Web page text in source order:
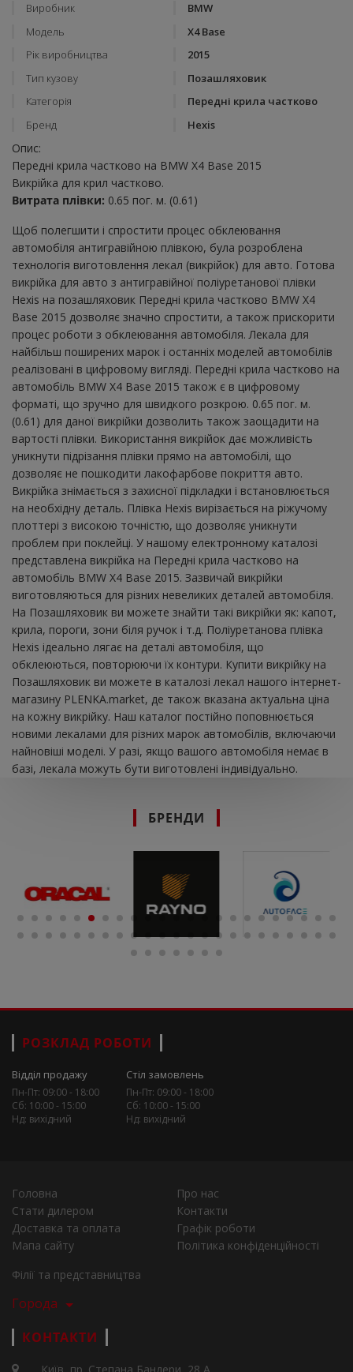
Виробник
BMW
Модель
X4 Base
Рік виробництва
2015
Тип кузову
Позашляховик
Категорія
Передні крила частково
Бренд
Hexis
Опис:
Передні крила частково на BMW X4 Base 2015
Викрійка для крил частково.
Витрата плівки: 0.65 пог. м. (0.61)
Щоб полегшити і спростити процес обклеювання
автомобіля антигравійною плівкою, була розроблена
технологія виготовлення лекал (викрійок) для авто. Готова
викрійка для авто з антигравійної поліуретанової плівки
Hexis на позашляховик Передні крила частково BMW X4
Base 2015 дозволяє значно спростити, а також прискорити
процес роботи з обклеювання автомобіля. Лекала для
найбільш поширених марок і останніх моделей автомобілів
реалізовані в цифровому вигляді. Передні крила частково на
автомобіль BMW X4 Base 2015 також є в цифровому
форматі, що зручно для швидкого розкрою. 0.65 пог. м.
(0.61) для даної викрійки дозволить також заощадити на
вартості плівки. Використання викрійок дає можливість
уникнути підрізання плівки прямо на автомобілі, що
дозволяє не пошкодити лакофарбове покриття авто.
Викрійка знімається з захисної підкладки і встановлюється
на необхідну деталь. Плівка Hexis вирізається на ріжучому
плоттері з високою точністю, що дозволяє уникнути
проблем при поклейці. У нашому електронному каталозі
представлена ​​викрійка на Передні крила частково на
автомобіль BMW X4 Base 2015. Зазвичай викрійки
виготовляються для різних невеликих деталей автомобіля.
На Позашляховик ви можете знайти такі викрійки як: капот,
крила, пороги, зони біля ручок і т.д. Поліуретанова плівка
Hexis ідеально лягає на деталі автомобіля, що
обклеюються, повторюючи їх контури. Купити викрійку на
Позашляховик ви можете в каталозі лекал нашого інтернет-
магазину PLENKA.market, де також вказана актуальна ціна
на кожну викрійку. Наш каталог постійно поповнюється
новими лекалами для різних марок автомобілів, включаючи
найновіші моделі. У разі, якщо вашого автомобіля немає в
базі, лекала можуть бути виготовлені індивідуально.
БРЕНДИ
РОЗКЛАД РОБОТИ
Відділ продажу
Пн-Пт: 09:00 - 18:00
Сб: 10:00 - 15:00
Нд: вихідний
Стіл замовлень
Пн-Пт: 09:00 - 18:00
Сб: 10:00 - 15:00
Нд: вихідний
Головна
Про нас
Стати дилером
Контакти
Доставка та оплата
Графік роботи
Мапа сайту
Політика конфіденційності
Філії та представництва
Города
КОНТАКТИ